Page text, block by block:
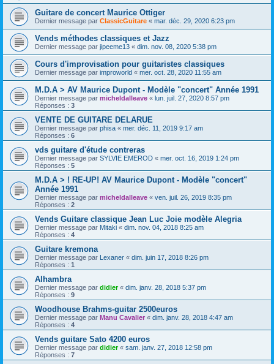
Guitare de concert Maurice Ottiger
Dernier message par ClassicGuitare « mar. déc. 29, 2020 6:23 pm
Vends méthodes classiques et Jazz
Dernier message par jipeeme13 « dim. nov. 08, 2020 5:38 pm
Cours d'improvisation pour guitaristes classiques
Dernier message par improworld « mer. oct. 28, 2020 11:55 am
M.D.A > AV Maurice Dupont - Modèle "concert" Année 1991
Dernier message par micheldalleave « lun. juil. 27, 2020 8:57 pm
Réponses : 3
VENTE DE GUITARE DELARUE
Dernier message par phisa « mer. déc. 11, 2019 9:17 am
Réponses : 6
vds guitare d'étude contreras
Dernier message par SYLVIE EMEROD « mer. oct. 16, 2019 1:24 pm
Réponses : 5
M.D.A > ! RE-UP! AV Maurice Dupont - Modèle "concert"
Année 1991
Dernier message par micheldalleave « ven. juil. 26, 2019 8:35 pm
Réponses : 2
Vends Guitare classique Jean Luc Joie modèle Alegria
Dernier message par Mitaki « dim. nov. 04, 2018 8:25 am
Réponses : 4
Guitare kremona
Dernier message par Lexaner « dim. juin 17, 2018 8:26 pm
Réponses : 1
Alhambra
Dernier message par didier« dim. janv. 28, 2018 5:37 pm
Réponses : 9
Woodhouse Brahms-guitar 2500euros
Dernier message par Manu Cavalier « dim. janv. 28, 2018 4:47 am
Réponses : 4
Vends guitare Sato 4200 euros
Dernier message par didier« sam. janv. 27, 2018 12:58 pm
Réponses : 7